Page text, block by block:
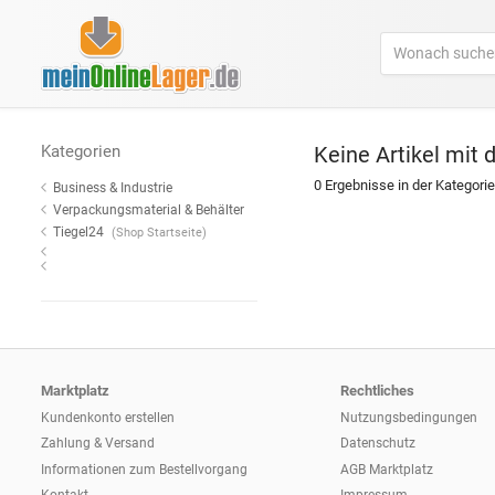
Kategorien
Business & Industrie
Verpackungsmaterial & Behälter
Tiegel24 (Shop Startseite)
Keine Artikel mit
0 Ergebnisse in der Kategorie
Marktplatz
Kundenkonto erstellen
Zahlung & Versand
Informationen zum Bestellvorgang
Rechtliches
Nutzungsbedingungen
Datenschutz
AGB Marktplatz